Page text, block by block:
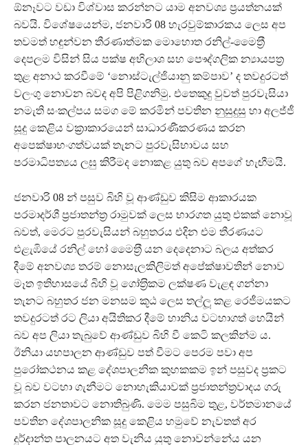
ඕනෑවට වඩා විශ්වාස කරන්නට යාම අනවශ්‍ය ප‍්‍රයත්නයක්
බවයි. විශේෂයෙන්ම, ජනවාරි 08 හැරවුම්කාරකය ලෙස අප
තවමත් හඳුන්වන තීරණාත්මක මොහොත රනිල්-මෛත‍්‍රී
දෙපලම විසින් සිය පක්ෂ අභිලාශ සහ පෞද්ගලික න්‍යායපත‍්‍ර
තුළ අනාථ කරවීමේ ‘නොස්ටැල්ජියානු කම්පාව’ ද තවදුරටත්
වලංගු නොවන බවද අපි පිළිගනිමු. එතෙකුදු වුවත් පුරවැසියා
නමැති සංකල්පය සමග මේ කරමින් පවතින නුසුදුසු හා අලජ්ජී
සූදු කෙළිය වක‍්‍රාකාරයෙන් සාධාරණීකරණය කරන
අපෙක්ෂාභංගත්වයක් තැනට පුරවැසිභාවය සහ
පරමාධිපත්‍යය ලඝු කිරීමද නොකළ යුතු බව අපගේ හැඟීමයි.
ජනවාරි 08 න් පසුව බිහි වූ ආණ්ඩුව කිසිම ආකාරයක
පරමාදර්ශී ප‍්‍රජාතන්ත‍්‍ර රාමුවක් ලෙස භාරගත යුතු එකක් නොවූ
බවත්, මෙරට පුරවැසියන් බහුතරය එදින එම තීරණයට
එළැඹියේ රනිල් හෝ මෛත‍්‍රී යන දෙදෙනාට බලය අත්කර
දීමේ අනවශ්‍ය තරම් නොසැලකිලිමත් අපේක්ෂාවතින් නොව
මෑත ඉතිහාසයේ බිහි වූ ගෝත‍්‍රිකම ලක්ෂණ වැළඳ ගන්නා
තැනට බහුතර ජන මනසම කූඨ ලෙස තල්ලූ‍ කළ රෙජීමයකට
තවදුරටත් රට ලියා අයිතිකර දීමේ හානිය වටහාගත් හෙයින්
බව අප ලියා තැබුවේ ආණ්ඩුව බිහි වී කෙටි කලකින්ම ය.
ඊනියා යහපාලන ආණ්ඩුව පත් වීමට පෙරම පවා අප
පුරෝකථනය කළ දේශපාලනික කුහකකම ඉන් පසුවද ප‍්‍රකට
වූ බව වටහා ගැනීමට නොහැකියාවක් ප‍්‍රජාතන්ත‍්‍රවාදය ගරු
කරන ජනතාවට නොතිබුණි. මෙම පසුබිම තුළ, වර්තමානයේ
පවතින දේශපාලනික සූදු කෙළිය හමුවේ නැවතත් අර
දුර්දාන්ත පාලනයට අත වැනිය යුතු නොවන්නේය යන